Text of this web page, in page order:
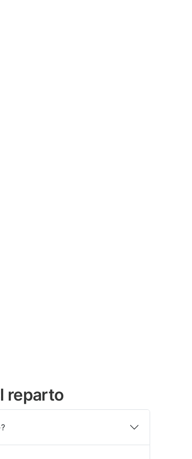
reparto